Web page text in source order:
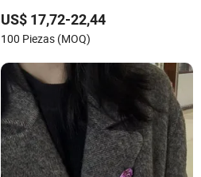
US$ 17,72-22,44
100 Piezas (MOQ)